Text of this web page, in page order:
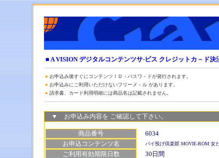
■ A VISION デジタルコンテンツサ-ビス クレジットカ－ド決
● お申込み後すぐにコンテンツＩＤ・パスワ－ドが発行されます。
● お申込みにご利用いただけないフリーメ－ル があります。
● 請求書、カード利用明細には商品名は記載されません。
▼ お申込み内容を ご確認して下さい。
商品番号
6034
お申込コンテンツ名
パイ投げ倶楽部 MOVIE-ROM 女
ご利用有効期限日数
30日間